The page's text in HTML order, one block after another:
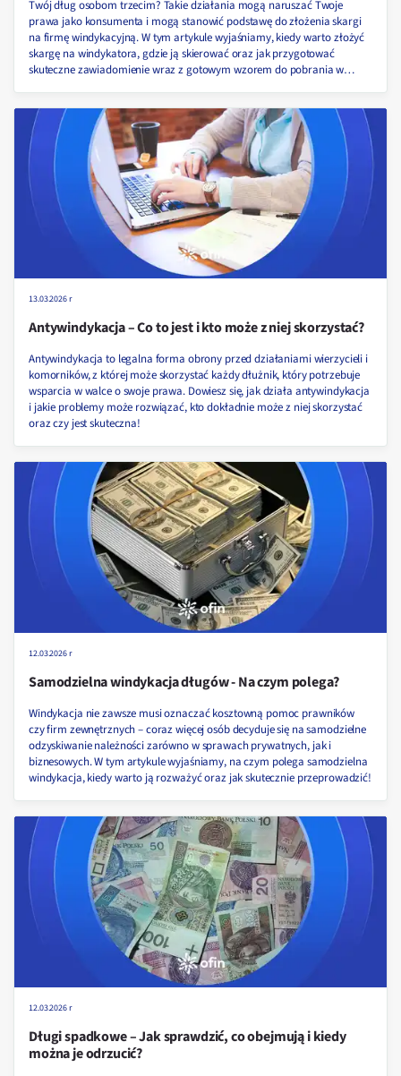
Twój dług osobom trzecim? Takie działania mogą naruszać Twoje
prawa jako konsumenta i mogą stanowić podstawę do złożenia skargi
na firmę windykacyjną. W tym artykule wyjaśniamy, kiedy warto złożyć
skargę na windykatora, gdzie ją skierować oraz jak przygotować
skuteczne zawiadomienie wraz z gotowym wzorem do pobrania w
13.03.2026 r
Antywindykacja – Co to jest i kto może z niej skorzystać?
Antywindykacja to legalna forma obrony przed działaniami wierzycieli i
komorników, z której może skorzystać każdy dłużnik, który potrzebuje
wsparcia w walce o swoje prawa. Dowiesz się, jak działa antywindykacja
i jakie problemy może rozwiązać, kto dokładnie może z niej skorzystać
oraz czy jest skuteczna!
12.03.2026 r
Samodzielna windykacja długów - Na czym polega?
Windykacja nie zawsze musi oznaczać kosztowną pomoc prawników
czy firm zewnętrznych – coraz więcej osób decyduje się na samodzielne
odzyskiwanie należności zarówno w sprawach prywatnych, jak i
biznesowych. W tym artykule wyjaśniamy, na czym polega samodzielna
windykacja, kiedy warto ją rozważyć oraz jak skutecznie przeprowadzić!
12.03.2026 r
Długi spadkowe – Jak sprawdzić, co obejmują i kiedy
można je odrzucić?